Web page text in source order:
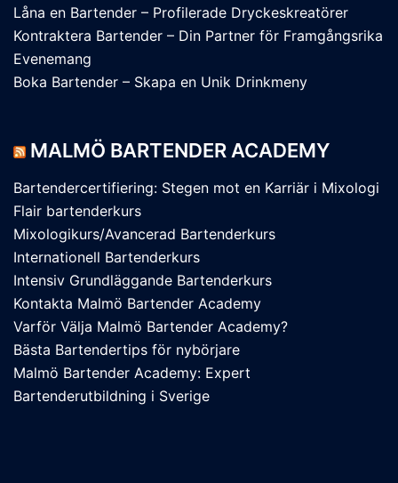
Låna en Bartender – Profilerade Dryckeskreatörer
Kontraktera Bartender – Din Partner för Framgångsrika
Evenemang
Boka Bartender – Skapa en Unik Drinkmeny
MALMÖ BARTENDER ACADEMY
Bartendercertifiering: Stegen mot en Karriär i Mixologi
Flair bartenderkurs
Mixologikurs/Avancerad Bartenderkurs
Internationell Bartenderkurs
Intensiv Grundläggande Bartenderkurs
Kontakta Malmö Bartender Academy
Varför Välja Malmö Bartender Academy?
Bästa Bartendertips för nybörjare
Malmö Bartender Academy: Expert
Bartenderutbildning i Sverige